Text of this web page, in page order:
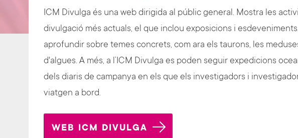
ICM Divulga és una web dirigida al públic general. Mostra les
divulgació més actuals, el que inclou exposicions i
aprofundir sobre temes concrets, com ara els taurons, les
d'algues. A més, a l’ICM Divulga es poden seguir expedicions
dels diaris de campanya en els que els investigadors i
viatgen a bord.
WEB ICM DIVULGA